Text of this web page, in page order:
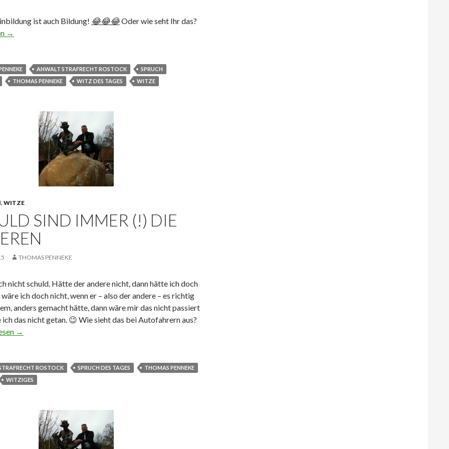
ist auch Bildung! 😂😂😂Oder wie seht Ihr das?
auch Bildung
→
ANWALT STRAFRECHT ROSTOCK
SPRUCH
THOMAS PENNEKE WITZ DES TAGES WITZE
, WITZE
SIND IMMER (!) DIE
THOMAS PENNEKE
nicht schuld. Hätte der andere nicht, dann hätte ich doch
ich doch nicht, wenn er – also der andere – es richtig
anders gemacht hätte, dann wäre mir das nicht passiert
das nicht getan. 😉 Wie sieht das bei Autofahrern aus?
immer (!) die anderen
→
ROSTOCK SPRUCH DES TAGES
THOMAS PENNEKE
WITZIGES